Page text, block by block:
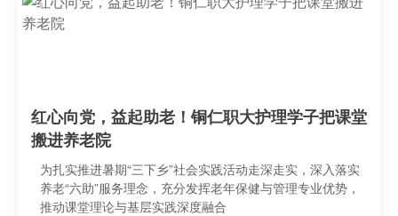
红心向党，益起助老！铜仁职大护理学子把课堂
搬进养老院
为扎实推进暑期“三下乡”社会实践活动走深走实，深入落实
养老“六助”服务理念，充分发挥老年保健与管理专业优势，
推动课堂理论与基层实践深度融合